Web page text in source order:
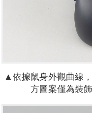
▲依據鼠身外觀曲線
方圖案僅為裝